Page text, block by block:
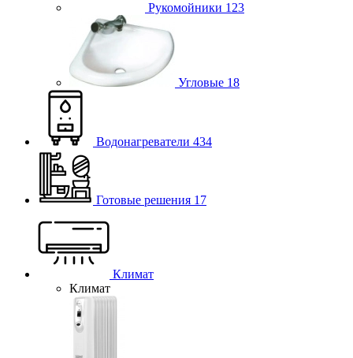
Рукомойники 123
Угловые 18
Водонагреватели 434
Готовые решения 17
Климат
Климат